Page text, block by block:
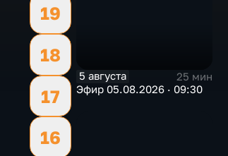
19
18
17
16
5 августа
25 мин
Эфир 05.08.2026 · 09:30